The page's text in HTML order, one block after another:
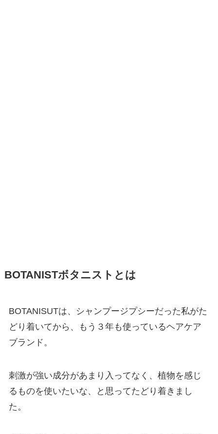
BOTANISTボタニストとは
BOTANISUTは、シャンプージプシーだった私がた
どり着いてから、もう３年も使っているヘアケア
ブランド。
刺激が強い成分があまり入ってなく、植物を感じ
るものを使いたいな、と思ってたどり着きまし
た。